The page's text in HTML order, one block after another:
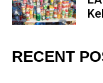
5
RECENT